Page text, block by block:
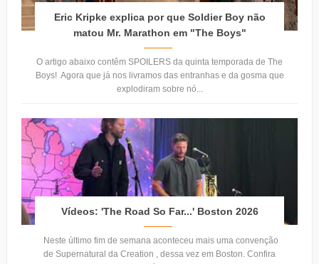
Eric Kripke explica por que Soldier Boy não
matou Mr. Marathon em "The Boys"
O artigo abaixo contêm SPOILERS da quinta temporada de The
Boys! Agora que já nos livramos das entranhas e da gosma que
explodiram sobre nó...
Vídeos: 'The Road So Far...' Boston 2026
Neste último fim de semana aconteceu mais uma convenção
de Supernatural da Creation , dessa vez em Boston. Confira